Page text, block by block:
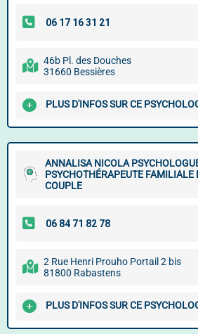
46b Pl. des Douches
31660 Bessières
PLUS D'INFOS SUR CE
ANNALISA NICOLA
PSYCHOTHÉRAPEUTE FAMILIALE
COUPLE
2 Rue Henri Prouho Portail 2 bis
81800 Rabastens
PLUS D'INFOS SUR CE